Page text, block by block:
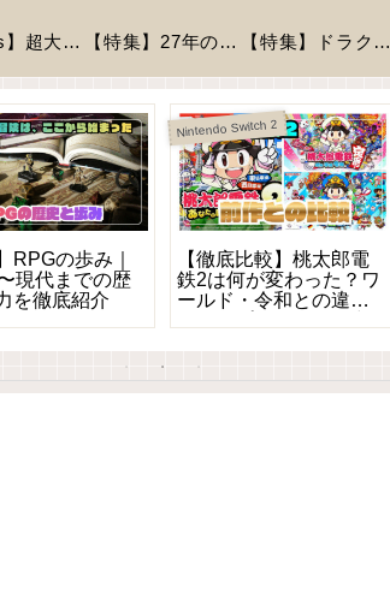
【MHWs】超大型拡張コンテンツ「アセンダンス」が2027年に登場！全貌と新要素を徹底解説 【特集】27年の時を経てリメイク「バイオハザードREベロニカ」が登場！気になる情報をピックアップ！ 【特集】ドラクエモンスターズ4が今冬に発売決定！登場モンスター数は？判明している情報まとめ
RPGの歩み｜
現代までの歴
を徹底紹介
Nintendo Switch 2
【徹底比較】桃太郎電
鉄2は何が変わった？ワ
ールド・令和との違い